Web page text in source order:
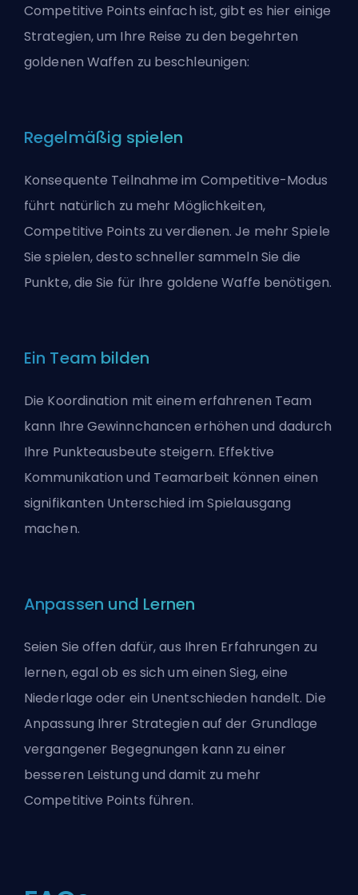
Competitive Points einfach ist, gibt es hier einige
Strategien, um Ihre Reise zu den begehrten
goldenen Waffen zu beschleunigen:
Regelmäßig spielen
Konsequente Teilnahme im Competitive-Modus
führt natürlich zu mehr Möglichkeiten,
Competitive Points zu verdienen. Je mehr Spiele
Sie spielen, desto schneller sammeln Sie die
Punkte, die Sie für Ihre goldene Waffe benötigen.
Ein Team bilden
Die Koordination mit einem erfahrenen Team
kann Ihre Gewinnchancen erhöhen und dadurch
Ihre Punkteausbeute steigern. Effektive
Kommunikation und Teamarbeit können einen
signifikanten Unterschied im Spielausgang
machen.
Anpassen und Lernen
Seien Sie offen dafür, aus Ihren Erfahrungen zu
lernen, egal ob es sich um einen Sieg, eine
Niederlage oder ein Unentschieden handelt. Die
Anpassung Ihrer Strategien auf der Grundlage
vergangener Begegnungen kann zu einer
besseren Leistung und damit zu mehr
Competitive Points führen.